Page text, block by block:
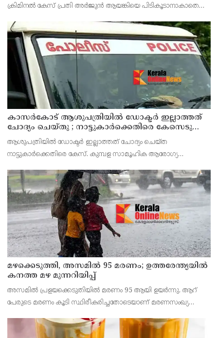
ക്രിമിനൽ കേസ് പ്രതി അർജുൻ ആയങ്കിയെ പിടികൂടാനാകാതെ
മന്ത്രിയെയും വെല്ലുവിളിച്ചിരിക്കുകയാണ് അർജുൻ ആയങ്കി.
കാസർകോട് ആശുപത്രിയിൽ ഡോക്ടർ ഇല്ലാത്തത്
ചോദ്യം ചെയ്തു ; നാട്ടുകാർക്കെതിരെ കേസെടുത്ത്
പൊലീസ്
ആശുപത്രിയിൽ ഡോക്ടർ ഇല്ലാത്തത് ചോദ്യം ചെയ്ത
നാട്ടുകാർക്കെതിരെ കേസ്. കുമ്പള സാമൂഹിക ആരോഗ്യ
ഡോക്ടർമാർ ഇല്ലാത്തതായിരുന്നു നാട്ടുകാരുടെ പ്രതിഷേധത്തിന്
കാ
മഴക്കെടുത്തി, അസമിൽ 95 മരണം; ഉത്തരേന്ത്യയില്‍
കനത്ത മഴ മുന്നറിയിപ്പ്
അസമില്‍ പ്രളയക്കെടുതിയില്‍ മരണം 95 ആയി ഉയര്‍ന്നു. ആറ്
പേരുടെ മരണം കൂടി സ്ഥിരീകരിച്ചതോടെയാണ് മരണസംഖ്യ
മഴക്കെടുതി ബാധിച്ചത്.